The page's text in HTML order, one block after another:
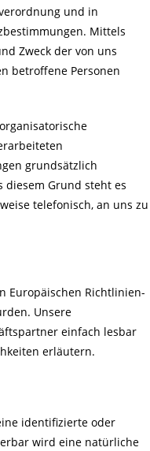
und in
Mittels
Zweck der von uns
betroffene Personen
grundsätzlich
diesem Grund steht es
telefonisch, an uns zu
Europäischen Richtlinien-
Unsere
einfach lesbar
erläutern.
identifizierte oder
wird eine natürliche